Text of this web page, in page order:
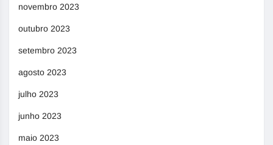
novembro 2023
outubro 2023
setembro 2023
agosto 2023
julho 2023
junho 2023
maio 2023